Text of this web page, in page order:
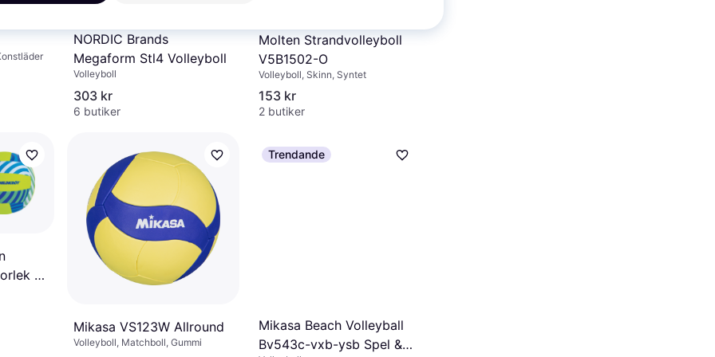
NORDIC Brands
Megaform Stl4 Volleyboll
Volleyboll
303 kr
6 butiker
Molten Strandvolleyboll
V5B1502-O
Volleyboll, Skinn, Syntet
153 kr
2 butiker
5
Mikasa VS123W Allround
Volleyboll, Matchboll, Gummi
Trendande
Mikasa Beach Volleyball
Bv543c-vxb-ysb Spel &